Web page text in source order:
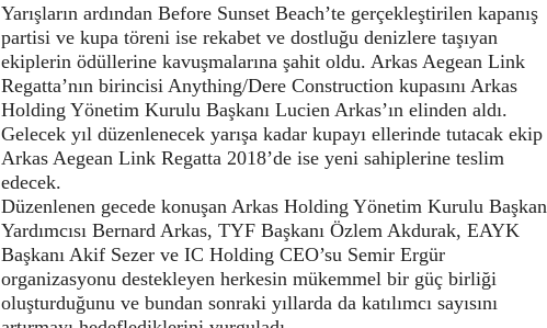
Yarışların ardından Before Sunset Beach’te gerçekleştirilen kapanış
partisi ve kupa töreni ise rekabet ve dostluğu denizlere taşıyan
ekiplerin ödüllerine kavuşmalarına şahit oldu. Arkas Aegean Link
Regatta’nın birincisi Anything/Dere Construction kupasını Arkas
Holding Yönetim Kurulu Başkanı Lucien Arkas’ın elinden aldı.
Gelecek yıl düzenlenecek yarışa kadar kupayı ellerinde tutacak ekip
Arkas Aegean Link Regatta 2018’de ise yeni sahiplerine teslim
edecek.
Düzenlenen gecede konuşan Arkas Holding Yönetim Kurulu Başkan
Yardımcısı Bernard Arkas, TYF Başkanı Özlem Akdurak, EAYK
Başkanı Akif Sezer ve IC Holding CEO’su Semir Ergür
organizasyonu destekleyen herkesin mükemmel bir güç birliği
oluşturduğunu ve bundan sonraki yıllarda da katılımcı sayısını